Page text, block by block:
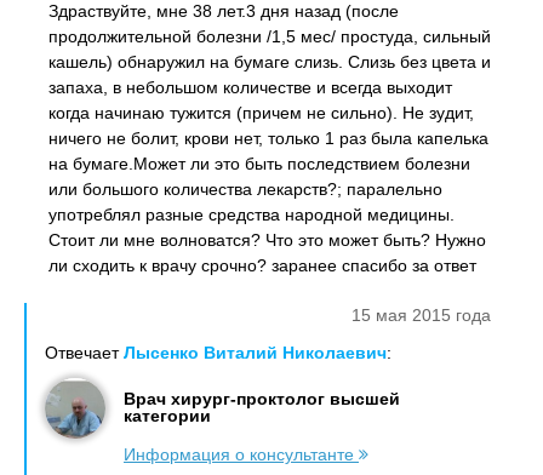
Здраствуйте, мне 38 лет.3 дня назад (после
продолжительной болезни /1,5 мес/ простуда, сильный
кашель) обнаружил на бумаге слизь. Слизь без цвета и
запаха, в небольшом количестве и всегда выходит
когда начинаю тужится (причем не сильно). Не зудит,
ничего не болит, крови нет, только 1 раз была капелька
на бумаге.Может ли это быть последствием болезни
или большого количества лекарств?; паралельно
употреблял разные средства народной медицины.
Стоит ли мне волноватся? Что это может быть? Нужно
ли сходить к врачу срочно? заранее спасибо за ответ
15 мая 2015 года
ОтвечаетЛысенко Виталий Николаевич:
Врач хирург-проктолог высшей
категории
Информация о консультанте